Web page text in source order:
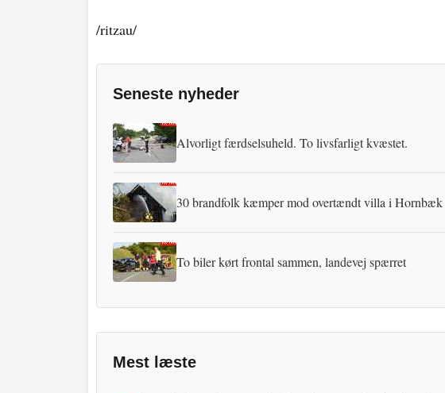
/ritzau/
Seneste nyheder
Alvorligt færdselsuheld. To livsfarligt kvæstet.
30 brandfolk kæmper mod overtændt villa i Hornbæk
To biler kørt frontal sammen, landevej spærret
Mest læste